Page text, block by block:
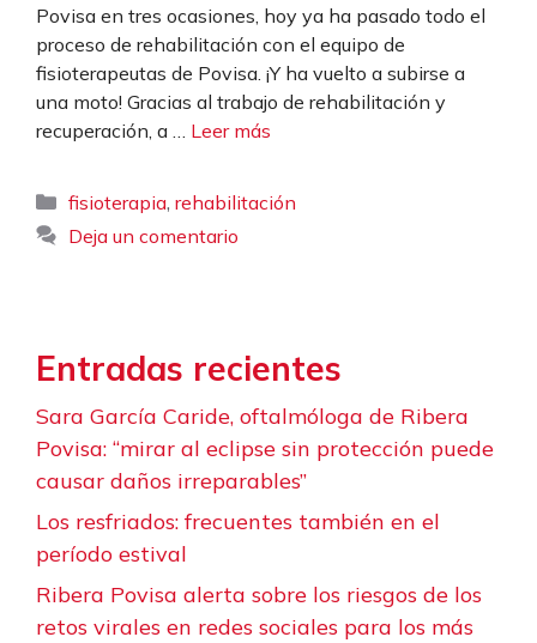
Povisa en tres ocasiones, hoy ya ha pasado todo el
proceso de rehabilitación con el equipo de
fisioterapeutas de Povisa. ¡Y ha vuelto a subirse a
una moto! Gracias al trabajo de rehabilitación y
recuperación, a … Leer más
Categorías
fisioterapia,rehabilitación
Deja un comentario
Entradas recientes
Sara García Caride, oftalmóloga de Ribera
Povisa: “mirar al eclipse sin protección puede
causar daños irreparables”
Los resfriados: frecuentes también en el
período estival
Ribera Povisa alerta sobre los riesgos de los
retos virales en redes sociales para los más